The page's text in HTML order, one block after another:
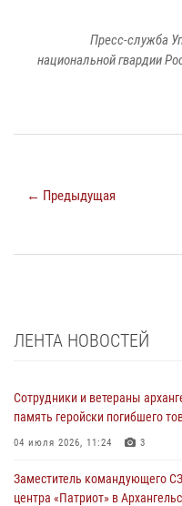
Пресс-служба
национальной гвардии
← Предыдущая
ЛЕНТА НОВОСТЕЙ
Сотрудники и ветераны
память геройски погибшего
04 июля 2026, 11:24 3
Заместитель командующего
центра «Патриот» в